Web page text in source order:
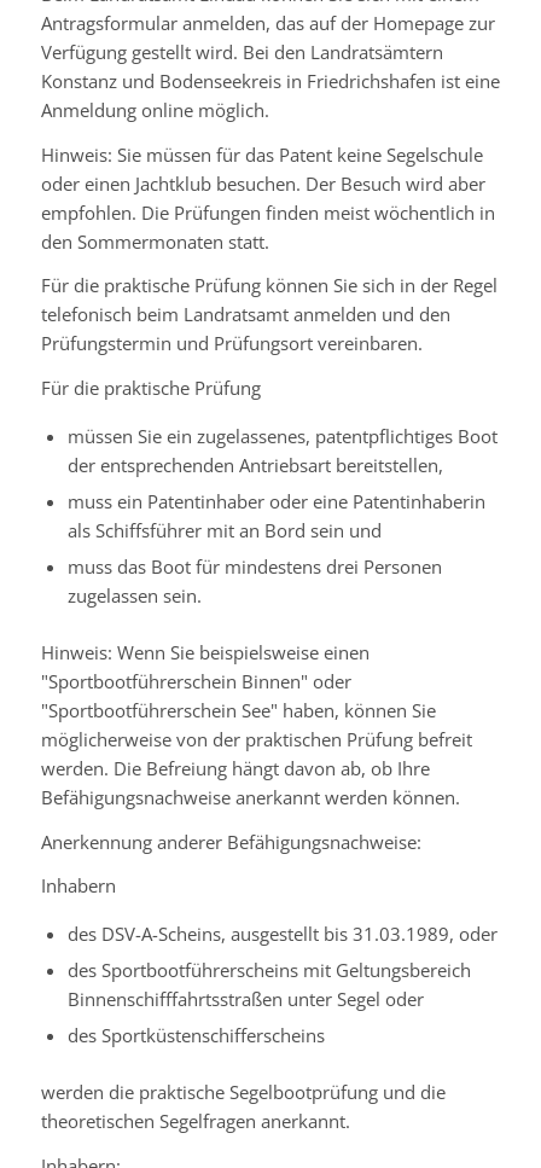
Antragsformular anmelden, das auf der Homepage zur
Verfügung gestellt wird. Bei den Landratsämtern
Konstanz und Bodenseekreis in Friedrichshafen ist eine
Anmeldung online möglich.
Hinweis: Sie müssen für das Patent keine Segelschule
oder einen Jachtklub besuchen. Der Besuch wird aber
empfohlen. Die Prüfungen finden meist wöchentlich in
den Sommermonaten statt.
Für die praktische Prüfung können Sie sich in der Regel
telefonisch beim Landratsamt anmelden und den
Prüfungstermin und Prüfungsort vereinbaren.
Für die praktische Prüfung
müssen Sie ein zugelassenes, patentpflichtiges Boot
der entsprechenden Antriebsart bereitstellen,
muss ein Patentinhaber oder eine Patentinhaberin
als Schiffsführer mit an Bord sein und
muss das Boot für mindestens drei Personen
zugelassen sein.
Hinweis: Wenn Sie beispielsweise einen
"Sportbootführerschein Binnen" oder
"Sportbootführerschein See" haben, können Sie
möglicherweise von der praktischen Prüfung befreit
werden. Die Befreiung hängt davon ab, ob Ihre
Befähigungsnachweise anerkannt werden können.
Anerkennung anderer Befähigungsnachweise:
Inhabern
des DSV-A-Scheins, ausgestellt bis 31.03.1989, oder
des Sportbootführerscheins mit Geltungsbereich
Binnenschifffahrtsstraßen unter Segel oder
des Sportküstenschifferscheins
werden die praktische Segelbootprüfung und die
theoretischen Segelfragen anerkannt.